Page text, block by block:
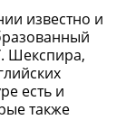
известно и
Шекспира,
есть и
также